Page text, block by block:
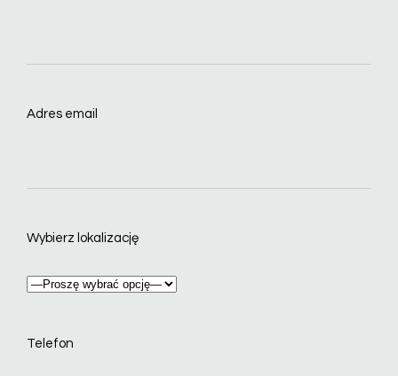
Adres email
Wybierz lokalizację
Telefon